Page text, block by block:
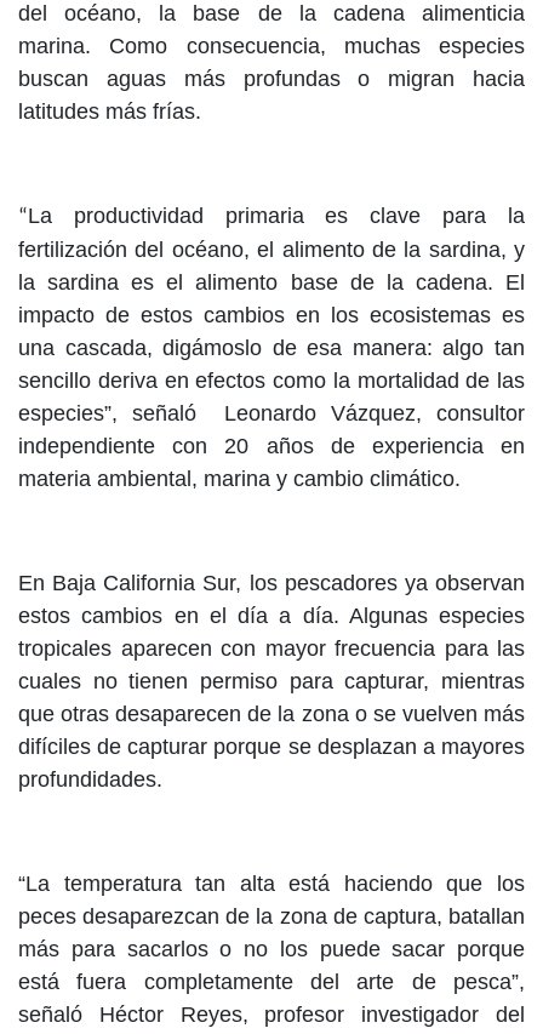
del océano, la base de la cadena alimenticia
marina. Como consecuencia, muchas especies
buscan aguas más profundas o migran hacia
latitudes más frías.
“La productividad primaria es clave para la
fertilización del océano, el alimento de la sardina, y
la sardina es el alimento base de la cadena. El
impacto de estos cambios en los ecosistemas es
una cascada, digámoslo de esa manera: algo tan
sencillo deriva en efectos como la mortalidad de las
especies”, señaló
Leonardo Vázquez, consultor
independiente con 20 años de experiencia en
materia ambiental, marina y cambio climático.
En Baja California Sur, los pescadores ya observan
estos cambios en el día a día. Algunas especies
tropicales aparecen con mayor frecuencia para las
cuales no tienen permiso para capturar, mientras
que otras desaparecen de la zona o se vuelven más
difíciles de capturar porque se desplazan a mayores
profundidades.
“La temperatura tan alta está haciendo que los
peces desaparezcan de la zona de captura, batallan
más para sacarlos o no los puede sacar porque
está fuera completamente del arte de pesca”,
señaló Héctor Reyes, profesor investigador del